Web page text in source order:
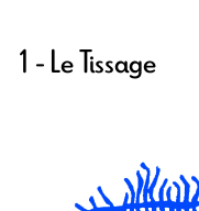
1 - Le Tissage